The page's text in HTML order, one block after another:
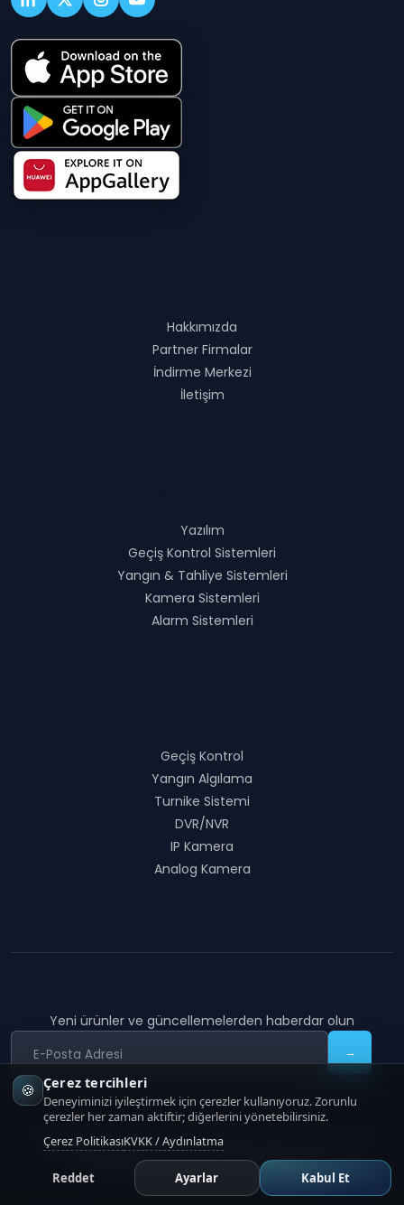
Hakkımızda
Partner Firmalar
İndirme Merkezi
İletişim
Yazılım
Geçiş Kontrol Sistemleri
Yangın & Tahliye Sistemleri
Kamera Sistemleri
Alarm Sistemleri
Geçiş Kontrol
Yangın Algılama
Turnike Sistemi
DVR/NVR
IP Kamera
Analog Kamera
Yeni ürünler ve güncellemelerden haberdar olun
→
COON TECHNOLOGY|Copyright2026
KVKK Aydınlatma
Çerez Politikası
🍪 Çerez tercihleri
Deneyiminizi iyileştirmek için çerezler kullanıyoruz. Zorunlu
çerezler her zaman aktiftir; diğerlerini yönetebilirsiniz.
Çerez PolitikasıKVKK / Aydınlatma
Reddet Ayarlar Kabul Et